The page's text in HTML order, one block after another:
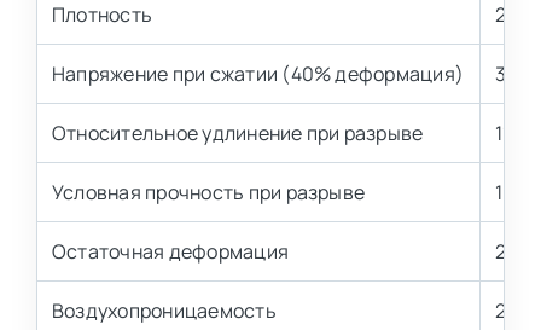
Плотность 22
Напряжение при сжатии (40% деформация)
Относительное удлинение при разрыве 110
Условная прочность при разрыве 100
Остаточная деформация 2,8-
Воздухопроницаемость 2,5-